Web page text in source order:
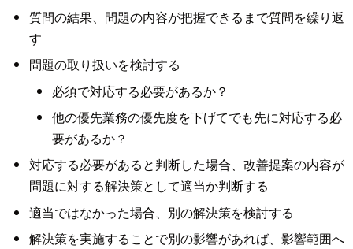
質問の結果、問題の内容が把握できるまで質問を繰り返
す
問題の取り扱いを検討する
必須で対応する必要があるか？
他の優先業務の優先度を下げてでも先に対応する必
要があるか？
対応する必要があると判断した場合、改善提案の内容が
問題に対する解決策として適当か判断する
適当ではなかった場合、別の解決策を検討する
解決策を実施することで別の影響があれば、影響範囲へ